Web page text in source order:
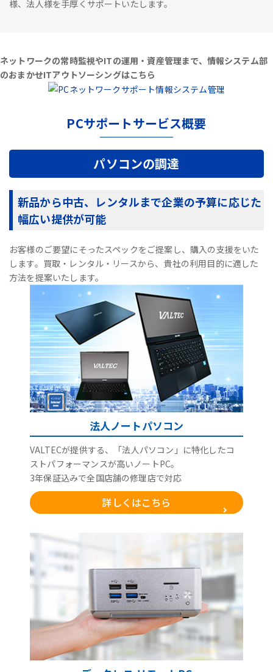
様、法人様を手厚くサポートいたします。
ネットワークの常時監視やITの運用・資産管理まで、情報システム部
のおまかせITアウトソーシングはこちら
PCサポートサービス概要
パソコンの調達
新品から中古、レンタルまで企業の予算に応じた
幅広い提供が可能
お客様のご要望にそったスペックをご提案し、購入の支援をいた
します。買取・レンタル・リースから、貴社の利用目的に適した
方法を提案いたします。
法人ノートパソコン
VALTECが提供する、「法人パソコン」に特化したコ
ストパフォーマンスが高いノートPC。
3年保証込みで全国店舗の修理店で対応
詳しくはこちら